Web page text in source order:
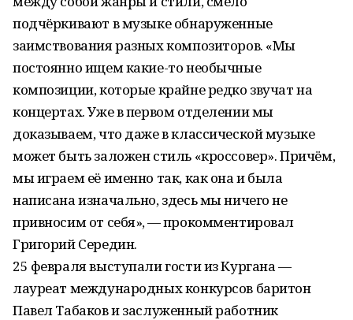
подчёркивают в музыке обнаруженные
заимствования разных композиторов. «Мы
постоянно ищем какие-то необычные
композиции, которые крайне редко звучат на
концертах. Уже в первом отделении мы
доказываем, что даже в классической музыке
может быть заложен стиль «кроссовер». Причём,
мы играем её именно так, как она и была
написана изначально, здесь мы ничего не
привносим от себя», — прокомментировал
Григорий Середин.
25 февраля выступали гости из Кургана —
лауреат международных конкурсов баритон
Павел Табаков и заслуженный работник